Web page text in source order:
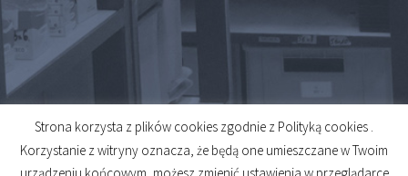
© 2026
Created byMidero
Strona korzysta z plików cookies zgodnie z Polityką cookies .
Korzystanie z witryny oznacza, że będą one umieszczane w Twoim